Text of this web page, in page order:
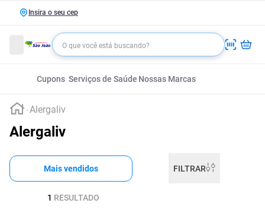
Insira o seu cep
Cupons Serviços de Saúde Nossas Marcas
Alergaliv
Alergaliv
Mais vendidos FILTRAR
1 RESULTADO